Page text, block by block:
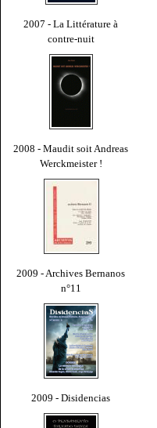
2007 - La Littérature à
contre-nuit
2008 - Maudit soit Andreas
Werckmeister !
2009 - Archives Bernanos
n°11
2009 - Disidencias